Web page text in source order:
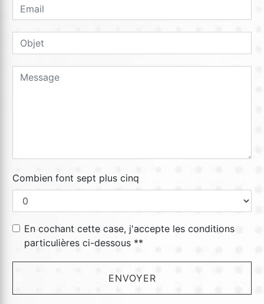
Combien font sept plus cinq
En cochant cette case, j'accepte les conditions
particulières ci-dessous **
ENVOYER